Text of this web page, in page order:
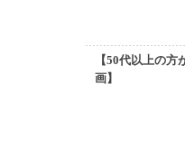
【50代以上の
画】